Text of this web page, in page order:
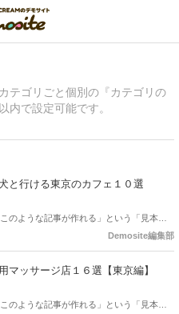
テゴリごと個別の『カテゴリの
内で設定可能です。
と行ける東京のカフェ１０選
のような記事が作れる」という「見本」
Demosite編集部
マッサージ店１６選【東京編】
のような記事が作れる」という「見本」